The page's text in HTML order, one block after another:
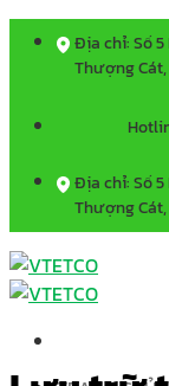
dung
Địa chỉ: Số
Thượng
Địa chỉ: Số
Thượng